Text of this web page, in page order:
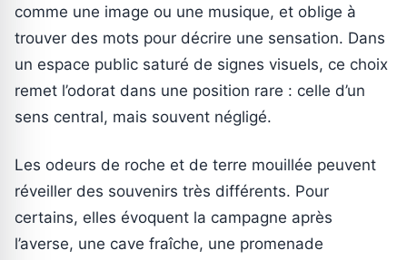
comme une image ou une musique, et oblige à
trouver des mots pour décrire une sensation. Dans
un espace public saturé de signes visuels, ce choix
remet l’odorat dans une position rare : celle d’un
sens central, mais souvent négligé.
Les odeurs de roche et de terre mouillée peuvent
réveiller des souvenirs très différents. Pour
certains, elles évoquent la campagne après
l’averse, une cave fraîche, une promenade